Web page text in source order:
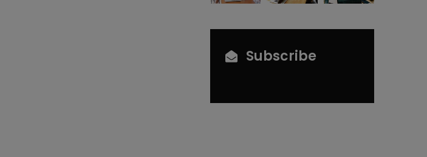
Subscribe